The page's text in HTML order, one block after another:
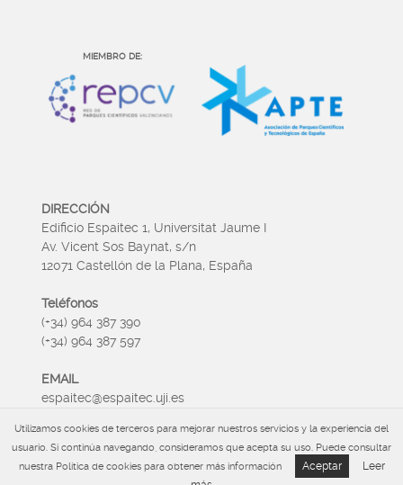
MIEMBRO DE:
DIRECCIÓN
Edificio Espaitec 1, Universitat Jaume I
Av. Vicent Sos Baynat, s/n
12071 Castellón de la Plana, España
Teléfonos
(+34) 964 387 390
(+34) 964 387 597
EMAIL
espaitec@espaitec.uji.es
HORARIO
Lunes a Viernes 09:00 – 15.00
Utilizamos cookies de terceros para mejorar nuestros servicios y la experiencia del
usuario. Si continúa navegando, consideramos que acepta su uso. Puede consultar
nuestra Política de cookies para obtener más información
Aceptar
Leer